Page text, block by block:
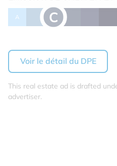
A C
Voir le détail du DPE
This real estate ad is drafted
advertiser.